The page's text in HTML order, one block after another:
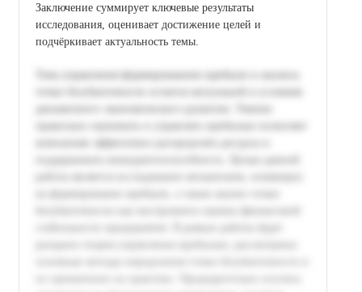
Заключение суммирует ключевые результаты
исследования, оценивает достижение целей и
подчёркивает актуальность темы.